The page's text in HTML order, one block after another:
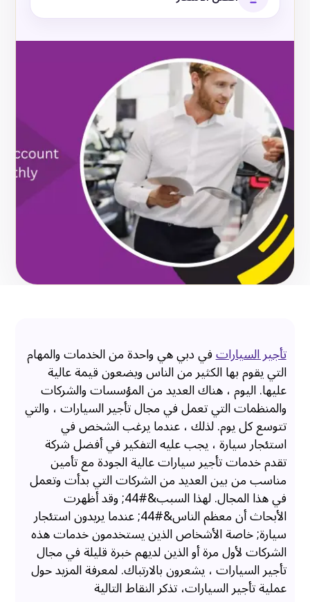
تأجير السياراتفي دبي هي واحدة من الخدمات والمهام
التي يقوم بها الكثير من الناس ويضعون قيمة عالية
عليها. اليوم ، هناك العديد من المؤسسات والشركات
والمنظمات التي تعمل في مجال تأجير السيارات ، والتي
تتوسع كل يوم. لذلك ، عندما يرغب الشخص في
استئجار سيارة ، يجب عليه التفكير في أفضل شركة
تقدم خدمات تأجير سيارات عالية الجودة مع تأمين
مناسب من بين العديد من الشركات التي بدأت وتعمل
في هذا المجال. لهذا السبب&#44; وقد أظهرت
الأبحاث أن معظم الناس&#44; عندما يريدون استئجار
سيارة; خاصة الأشخاص الذين يستخدمون خدمات هذه
الشركات لأول مرة أو الذين لديهم خبرة قليلة في مجال
تأجير السيارات ، يشعرون بالارتباك. لمعرفة المزيد حول
عملية تأجير السيارات، تذكر النقاط التالية